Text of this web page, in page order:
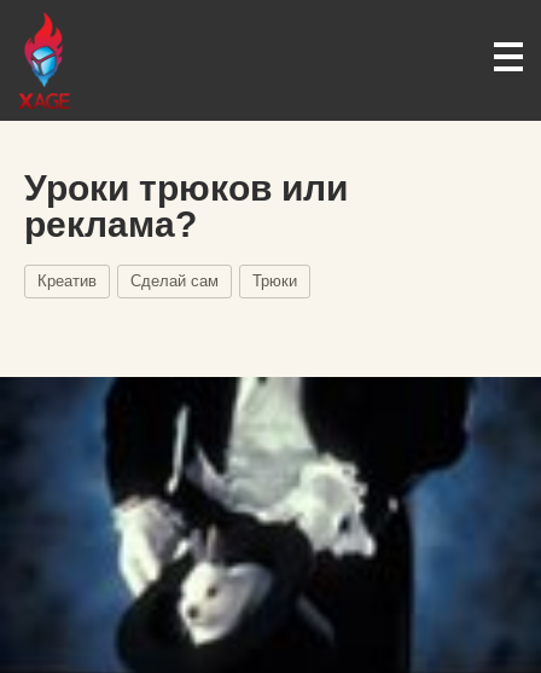
Уроки трюков или
реклама?
Креатив Сделай сам Трюки